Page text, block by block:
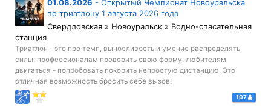
01.08.2026 - Открытый Чемпионат Новоуральска
по триатлону 1 августа 2026 года
Свердловская » Новоуральск » Водно-спасательная
станция
Триатлон - это про темп, выносливость и умение распределять
силы: профессионалам проверить свою форму, любителям
двигаться - попробовать покорить непростую дистанцию. Это
отличная возможность бросить себе вызов!
107